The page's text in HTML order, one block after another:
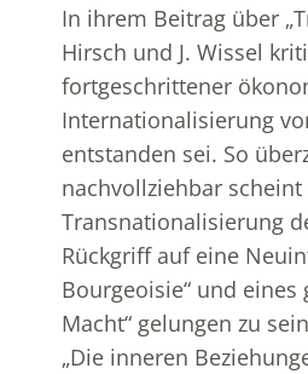
In ihrem Beitrag über
Hirsch und J. Wissel
fortgeschrittener
Internationalisierung
entstanden sei. So
nachvollziehbar
Transnationalisierung
Rückgriff auf eine
Bourgeoisie“ und
Macht“ gelungen zu
„Die inneren